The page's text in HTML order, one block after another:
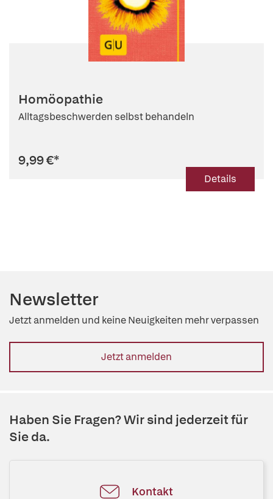
Homöopathie
Alltagsbeschwerden selbst behandeln
9,99 €*
Details
Newsletter
Jetzt anmelden und keine Neuigkeiten mehr verpassen
Jetzt anmelden
Haben Sie Fragen? Wir sind jederzeit für
Sie da.
Kontakt